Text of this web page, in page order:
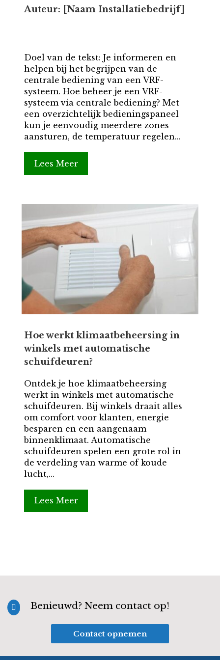
Auteur: [Naam Installatiebedrijf]
Doel van de tekst: Je informeren en
helpen bij het begrijpen van de
centrale bediening van een VRF-
systeem. Hoe beheer je een VRF-
systeem via centrale bediening? Met
een overzichtelijk bedieningspaneel
kun je eenvoudig meerdere zones
aansturen, de temperatuur regelen...
Lees Meer
Hoe werkt klimaatbeheersing in
winkels met automatische
schuifdeuren?
Ontdek je hoe klimaatbeheersing
werkt in winkels met automatische
schuifdeuren. Bij winkels draait alles
om comfort voor klanten, energie
besparen en een aangenaam
binnenklimaat. Automatische
schuifdeuren spelen een grote rol in
de verdeling van warme of koude
lucht,...
Lees Meer
 Benieuwd? Neem contact op!
Contact opnemen